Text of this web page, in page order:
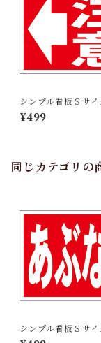
シンプル看板Ｓサ
（矢印左）」【工場
屋外可
¥499
同じカテゴリの
シンプル看板Ｓサ
ない」【工場・現場